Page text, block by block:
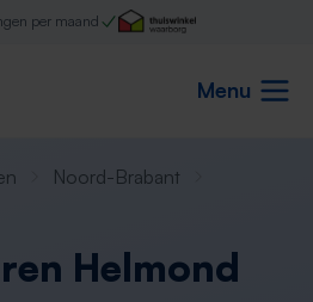
per maand
Menu
Noord-Brabant
Helmond